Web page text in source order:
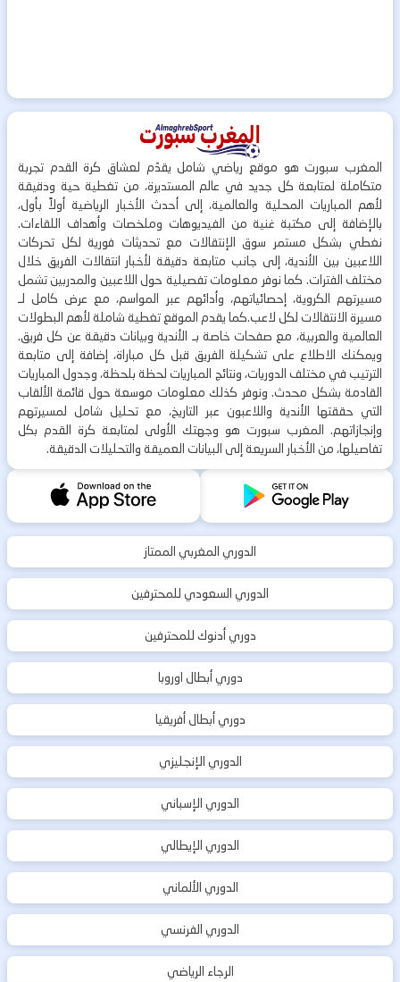
المغرب سبورت هو موقع رياضي شامل يقدّم لعشاق كرة القدم تجربة
متكاملة لمتابعة كل جديد في عالم المستديرة، من تغطية حية ودقيقة
لأهم المباريات المحلية والعالمية، إلى أحدث الأخبار الرياضية أولاً بأول،
بالإضافة إلى مكتبة غنية من الفيديوهات وملخصات وأهداف اللقاءات.
نغطي بشكل مستمر سوق الإنتقالات مع تحديثات فورية لكل تحركات
اللاعبين بين الأندية، إلى جانب متابعة دقيقة لأخبار انتقالات الفريق خلال
مختلف الفترات. كما نوفر معلومات تفصيلية حول اللاعبين والمدربين تشمل
مسيرتهم الكروية، إحصائياتهم، وأدائهم عبر المواسم، مع عرض كامل لـ
مسيرة الانتقالات لكل لاعب.كما يقدم الموقع تغطية شاملة لأهم البطولات
العالمية والعربية، مع صفحات خاصة بـ الأندية وبيانات دقيقة عن كل فريق.
ويمكنك الاطلاع على تشكيلة الفريق قبل كل مباراة، إضافة إلى متابعة
الترتيب في مختلف الدوريات، ونتائج المباريات لحظة بلحظة، وجدول المباريات
القادمة بشكل محدث. ونوفر كذلك معلومات موسعة حول قائمة الألقاب
التي حققتها الأندية واللاعبون عبر التاريخ، مع تحليل شامل لمسيرتهم
وإنجازاتهم. المغرب سبورت هو وجهتك الأولى لمتابعة كرة القدم بكل
تفاصيلها، من الأخبار السريعة إلى البيانات العميقة والتحليلات الدقيقة.
الدوري المغربي الممتاز
الدوري السعودي للمحترفين
دوري أدنوك للمحترفين
دوري أبطال اوروبا
دوري أبطال أفريقيا
الدوري الإنجليزي
الدوري الإسباني
الدوري الإيطالي
الدوري الألماني
الدوري الفرنسي
الرجاء الرياضي